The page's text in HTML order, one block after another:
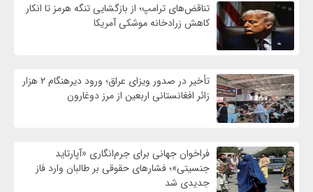
تناقض‌های ترامپ؛ از بازگشایی تنگه هرمز تا انکار
کاهش زرادخانه موشکی آمریکا
تأخیر در صدور ویزای عراق؛ ورود دیرهنگام ۲ هزار
زائر افغانستانی اربعین از مرز دوغارون
فراخوان جهانی برای جرم‌انگاری «آپارتاید
جنسیتی»؛ فشارهای حقوقی بر طالبان وارد فاز
جدیدی شد